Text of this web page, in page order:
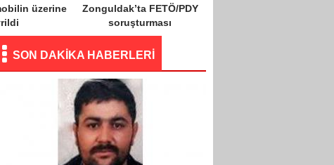
üzerine
Zonguldak’ta FETÖ/PDY
soruşturması
SON DAKİKA HABERLERİ